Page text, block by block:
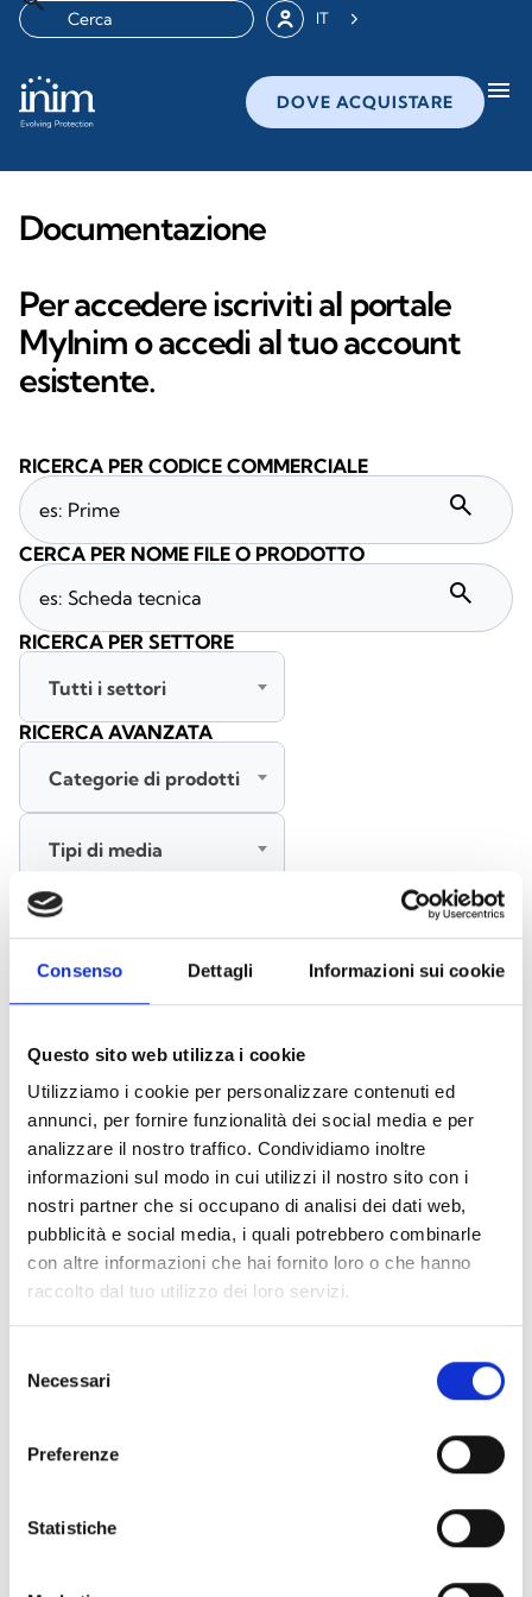
Consenso Dettagli Informazioni sui cookie
Questo sito web utilizza i cookie
Utilizziamo i cookie per personalizzare contenuti ed
annunci, per fornire funzionalità dei social media e per
analizzare il nostro traffico. Condividiamo inoltre
informazioni sul modo in cui utilizzi il nostro sito con i
nostri partner che si occupano di analisi dei dati web,
pubblicità e social media, i quali potrebbero combinarle
con altre informazioni che hai fornito loro o che hanno
raccolto dal tuo utilizzo dei loro servizi.
delNecessari
Preferenze
Statistiche
IT
DOVE ACQUISTARE menu
Documentazione
Per accedere iscriviti al portale
MyInim o accedi al tuo account
esistente.
Accessori Basi EB00 - Materiali(47)
Accessori per test dei rivelatori - Materiali
Accessori rivelatori Enea
Accessori Senseware
Accessori Serie Industrial
Air2-Aria/W
Documenti
Seleziona tutti
Accedi, prima di scaricare i contenuti con icona
lock
RICERCA PER CODICE COMMERCIALE
search
CERCA PER NOME FILE O PRODOTTO
search
RICERCA PER SETTORE
Tutti i settori
RICERCA AVANZATA
Categorie di prodotti
Tipi di media
Tutte le lingue
CERCA